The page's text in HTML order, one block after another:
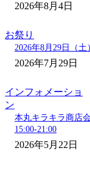
2026年8月4日
お祭り
2026年8月29日（
2026年7月29日
インフォメーショ
ン
本丸キラキラ商店
15:00-21:00
2026年5月22日